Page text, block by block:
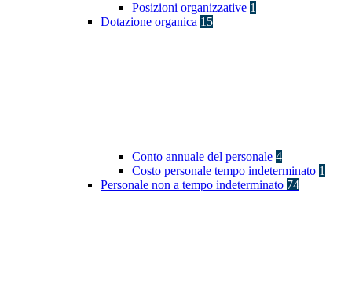
Posizioni organizzative 1
Dotazione organica 15
Conto annuale del personale 4
Costo personale tempo indeterminato 1
Personale non a tempo indeterminato 74